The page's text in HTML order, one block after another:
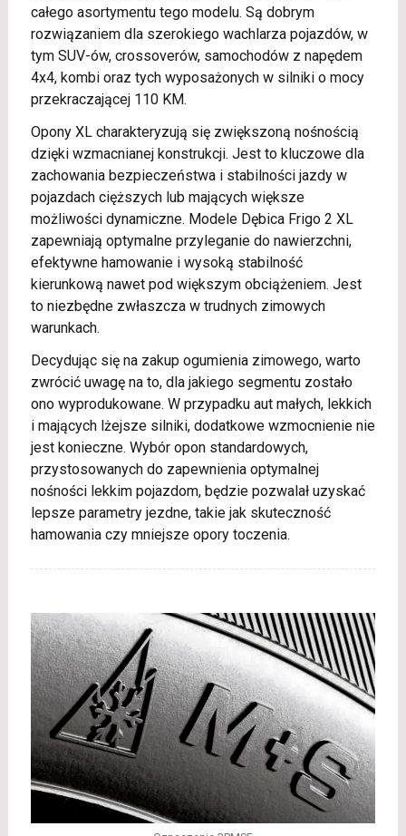
całego asortymentu tego modelu. Są dobrym
rozwiązaniem dla szerokiego wachlarza pojazdów, w
tym SUV-ów, crossoverów, samochodów z napędem
4x4, kombi oraz tych wyposażonych w silniki o mocy
przekraczającej 110 KM.
Opony XL charakteryzują się zwiększoną nośnością
dzięki wzmacnianej konstrukcji. Jest to kluczowe dla
zachowania bezpieczeństwa i stabilności jazdy w
pojazdach cięższych lub mających większe
możliwości dynamiczne. Modele Dębica Frigo 2 XL
zapewniają optymalne przyleganie do nawierzchni,
efektywne hamowanie i wysoką stabilność
kierunkową nawet pod większym obciążeniem. Jest
to niezbędne zwłaszcza w trudnych zimowych
warunkach.
Decydując się na zakup ogumienia zimowego, warto
zwrócić uwagę na to, dla jakiego segmentu zostało
ono wyprodukowane. W przypadku aut małych, lekkich
i mających lżejsze silniki, dodatkowe wzmocnienie nie
jest konieczne. Wybór opon standardowych,
przystosowanych do zapewnienia optymalnej
nośności lekkim pojazdom, będzie pozwalał uzyskać
lepsze parametry jezdne, takie jak skuteczność
hamowania czy mniejsze opory toczenia.